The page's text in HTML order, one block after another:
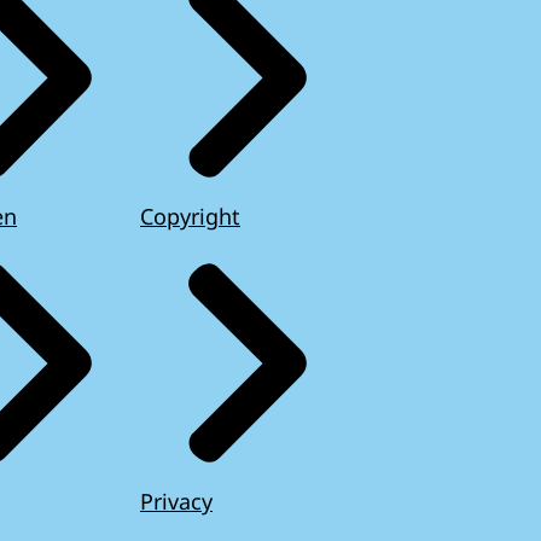
Copyright
Privacy